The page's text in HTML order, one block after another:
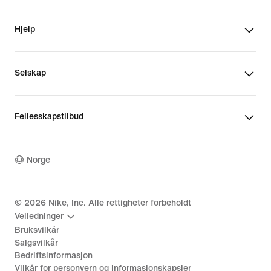
Hjelp
Selskap
Fellesskapstilbud
Norge
© 2026 Nike, Inc. Alle rettigheter forbeholdt
Veiledninger
Bruksvilkår
Salgsvilkår
Bedriftsinformasjon
Vilkår for personvern og informasjonskapsler